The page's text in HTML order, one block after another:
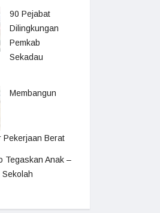
90 Pejabat
Dilingkungan
Pemkab
Sekadau
Membangun
Pekerjaan Berat
Tegaskan Anak –